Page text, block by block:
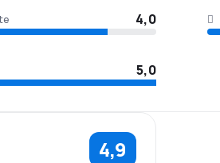
4,0
5,0
4,9